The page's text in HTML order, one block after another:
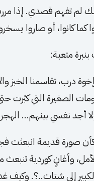
لكنك لم تفهم قصدي.
كما كانوا، أو صاروا
متعبة:
درب، تقاسمنا الخبز
الصغيرة التي كبُرت
أجد نفسي بينهم…
صورة قديمة انبعثت
وأغانٍ كوردية
إلى شتات..؟. وكيف